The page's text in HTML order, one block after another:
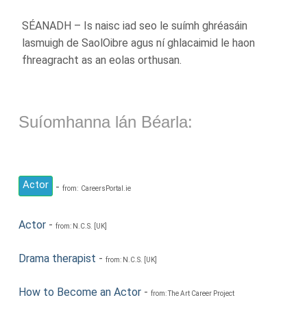
SÉANADH – Is naisc iad seo le suímh ghréasáin
lasmuigh de SaolOibre agus ní ghlacaimid le haon
fhreagracht as an eolas orthusan.
Suíomhanna lán Béarla:
Actor - from: CareersPortal.ie
Actor - from: N.C.S. [UK]
Drama therapist - from: N.C.S. [UK]
How to Become an Actor - from: The Art Career Project